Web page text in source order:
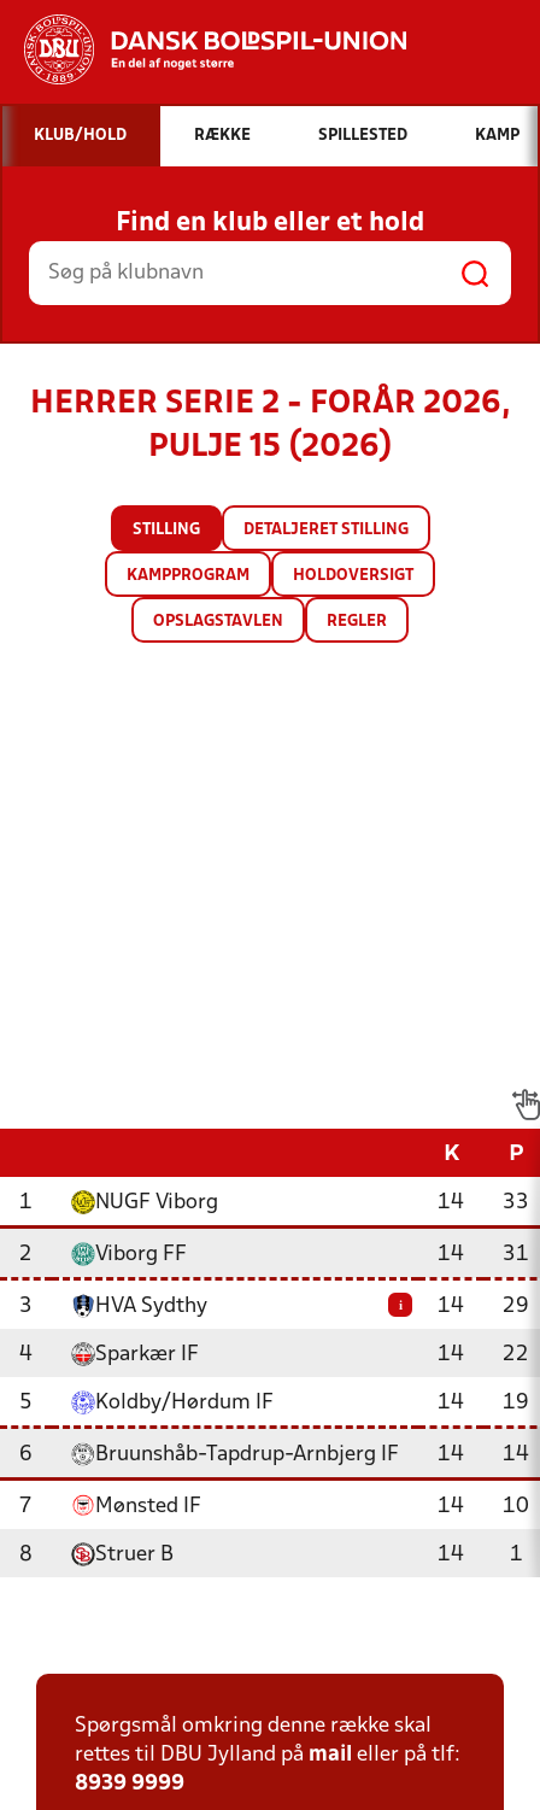
Hvad vil du søge efter?
INDHOLD OG NYHEDER
STILLINGER, RESULTATER, KLUBBER OG
HOLD
KLUB/HOLD RÆKKE SPILLESTED KAMP
Find en klub eller et hold
HERRER SERIE 2 - FORÅR 2026,
PULJE 15 (2026)
STILLING DETALJERET STILLING
KAMPPROGRAM HOLDOVERSIGT
OPSLAGSTAVLEN REGLER
K P
1 NUGF Viborg 14 33
2 Viborg FF 14 31
3 HVA Sydthy i 14 29
4 Sparkær IF 14 22
5 Koldby/Hørdum IF 14 19
6 Bruunshåb-Tapdrup-Arnbjerg IF 14 14
7 Mønsted IF 14 10
8 Struer B 14 1
Spørgsmål omkring denne række skal
rettes til DBU Jylland på mail eller på tlf:
8939 9999